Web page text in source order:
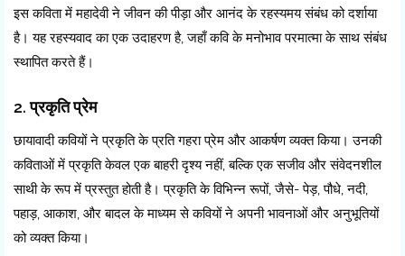
इस कविता में महादेवी ने जीवन की पीड़ा और आनंद के रहस्यमय संबंध को दर्शाया
है। यह रहस्यवाद का एक उदाहरण है, जहाँ कवि के मनोभाव परमात्मा के साथ संबंध
स्थापित करते हैं।
2. प्रकृति प्रेम
छायावादी कवियों ने प्रकृति के प्रति गहरा प्रेम और आकर्षण व्यक्त किया। उनकी
कविताओं में प्रकृति केवल एक बाहरी दृश्य नहीं, बल्कि एक सजीव और संवेदनशील
साथी के रूप में प्रस्तुत होती है। प्रकृति के विभिन्न रूपों, जैसे- पेड़, पौधे, नदी,
पहाड़, आकाश, और बादल के माध्यम से कवियों ने अपनी भावनाओं और अनुभूतियों
को व्यक्त किया।